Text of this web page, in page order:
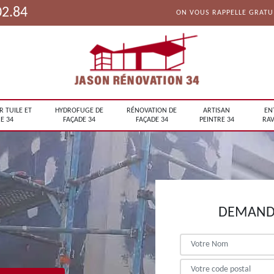
ON VOUS RAPPELLE
TUILE ET
34
HYDROFUGE DE
FAÇADE 34
RÉNOVATION DE
FAÇADE 34
ARTISAN
PEINTRE 34